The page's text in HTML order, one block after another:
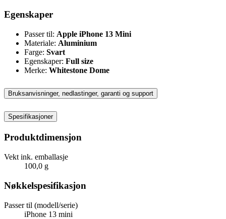
Egenskaper
Passer til: Apple iPhone 13 Mini
Materiale: Aluminium
Farge: Svart
Egenskaper: Full size
Merke: Whitestone Dome
Bruksanvisninger, nedlastinger, garanti og support
Spesifikasjoner
Produktdimensjon
Vekt ink. emballasje
100,0 g
Nøkkelspesifikasjon
Passer til (modell/serie)
iPhone 13 mini